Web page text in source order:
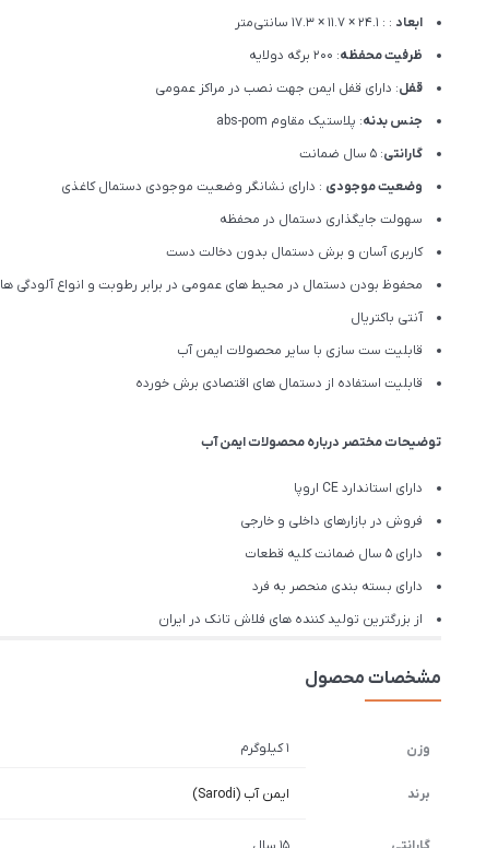
ابعاد : : 24.1 × 11.7 × 17.3 سانتی‌متر
ظرفیت محفظه: 200 برگه دولایه
قفل: دارای قفل ایمن جهت نصب در مراکز عمومی
جنس بدنه: پلاستیک مقاوم abs-pom
گارانتی: 5 سال ضمانت
وضعیت موجودی : دارای نشانگر وضعیت موجودی دستمال کاغذی
سهولت جایگذاری دستمال در محفظه
کاربری آسان و برش دستمال بدون دخالت دست
محفوظ بودن دستمال در محیط های عمومی در برابر رطوبت و انواع آلودگی ها
آنتی باکتریال
قابلیت ست سازی با سایر محصولات ایمن آب
قابلیت استفاده از دستمال های اقتصادی برش خورده
توضیحات مختصر درباره محصولات ایمن آب
دارای استاندارد CE اروپا
فروش در بازارهای داخلی و خارجی
دارای 5 سال ضمانت کلیه قطعات
دارای بسته بندی منحصر به فرد
از بزرگترین تولید کننده های فلاش تانک در ایران
مشخصات محصول
وزن 1 کیلوگرم
برند ایمن آب (Sarodi)